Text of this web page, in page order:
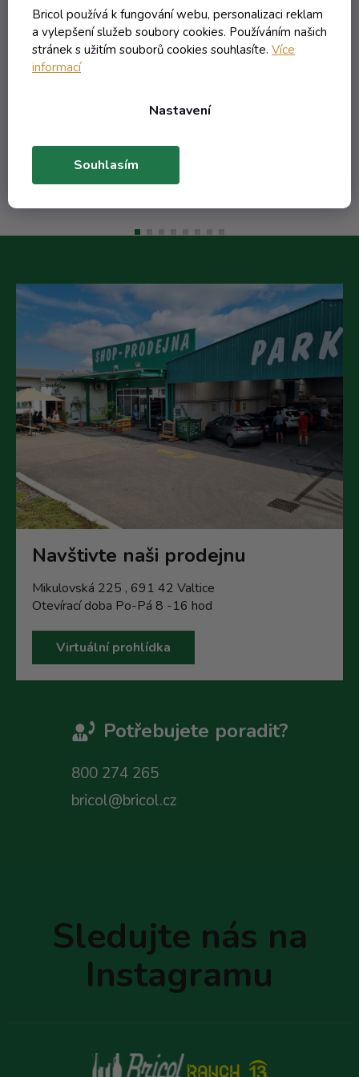
Bricol používá k fungování webu, personalizaci reklam
a vylepšení služeb soubory cookies. Používáním našich
stránek s užitím souborů cookies souhlasíte. Více
informací
Nastavení
Souhlasím
lístkem
Skladem
127,96 Kč
Navštivte naši prodejnu
Mikulovská 225 , 691 42 Valtice
Otevírací doba Po-Pá 8 -16 hod
Virtuální prohlídka
Potřebujete poradit?
800 274 265
bricol@bricol.cz
Sledujte nás na
Instagramu